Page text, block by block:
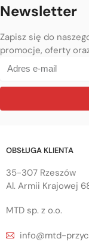
Newsletter
Zapisz się do
promocje, oferty
OBSŁUGA KLIENTA
35-307 Rzeszów
Al. Armii Krajowej
MTD sp. z o.o.
info@mtd-